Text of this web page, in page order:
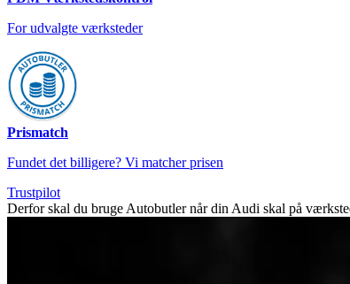
For udvalgte værksteder
Prismatch
Fundet det billigere? Vi matcher prisen
Trustpilot
Derfor skal du bruge Autobutler når din Audi skal på